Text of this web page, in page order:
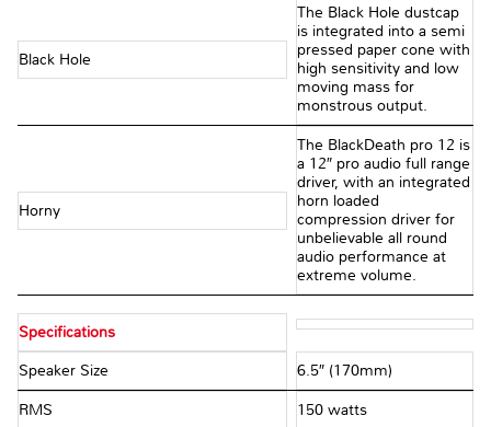
Black Hole
The Black Hole dustcap
is integrated into a semi
pressed paper cone with
high sensitivity and low
moving mass for
monstrous output.
Horny
The BlackDeath pro 12 is
a 12″ pro audio full range
driver, with an integrated
horn loaded
compression driver for
unbelievable all round
audio performance at
extreme volume.
Specifications
Speaker Size 6.5″ (170mm)
RMS 150 watts